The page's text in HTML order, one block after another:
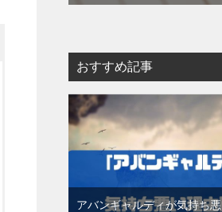
おすすめ記事
アバンギャルディが気持ち